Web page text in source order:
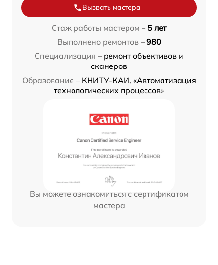
Вызвать мастера
Стаж работы мастером – 5 лет
Выполнено ремонтов – 980
Специализация – ремонт объективов и
сканеров
Образование – КНИТУ-КАИ, «Автоматизация
технологических процессов»
Вы можете ознакомиться с сертификатом
мастера